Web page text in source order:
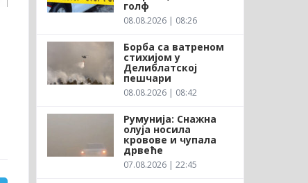
голф
08.08.2026 | 08:26
Борба са ватреном
стихијом у
Делиблатској
пешчари
08.08.2026 | 08:42
Румунија: Снажна
олуја носила
кровове и чупала
дрвеће
07.08.2026 | 22:45